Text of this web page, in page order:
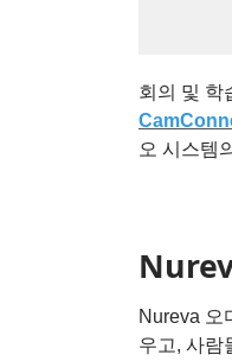
회의 및 학
오 시스템
Nureva 오
우고, 사람